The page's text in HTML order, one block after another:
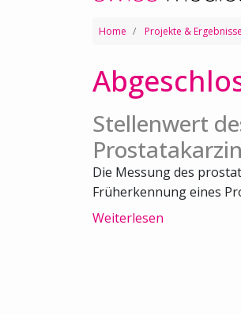
Home Projekte & Ergebnisse
Stellenwert
Die Messung des
Früherkennung eines
Weiterlesen